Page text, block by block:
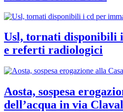
Usl, tornati disponibili
e referti radiologici
Aosta, sospesa
dell’acqua in via